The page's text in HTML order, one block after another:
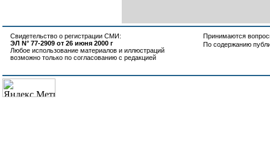
Свидетельство о регистрации СМИ:
ЭЛ N° 77-2909 от 26 июня 2000 г
Любое использование материалов и иллюстраций
возможно только по согласованию с редакцией
Принимаются
По содержанию